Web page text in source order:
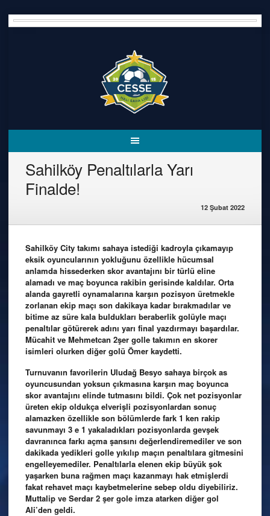
Skip
to
Sahilköy Penaltılarla Yarı
Finalde!
12 Şubat 2022
Sahilköy City takımı sahaya istediği kadroyla çıkamayıp
eksik oyuncularının yokluğunu özellikle hücumsal
anlamda hissederken skor avantajını bir türlü eline
alamadı ve maç boyunca rakibin gerisinde kaldılar. Orta
alanda gayretli oynamalarına karşın pozisyon üretmekle
zorlanan ekip maçı son dakikaya kadar bırakmadılar ve
bitime az süre kala buldukları beraberlik golüyle maçı
penaltılar götürerek adını yarı final yazdırmayı başardılar.
Mücahit ve Mehmetcan 2şer golle takımın en skorer
isimleri olurken diğer golü Ömer kaydetti.
Turnuvanın favorilerin Uludağ Besyo sahaya birçok as
oyuncusundan yoksun çıkmasına karşın maç boyunca
skor avantajını elinde tutmasını bildi. Çok net pozisyonlar
üreten ekip oldukça elverişli pozisyonlardan sonuç
alamazken özellikle son bölümlerde fark 1 ken rakip
savunmayı 3 e 1 yakaladıkları pozisyonlarda gevşek
davranınca farkı açma şansını değerlendiremediler ve son
dakikada yedikleri golle yıkılıp maçın penaltılara gitmesini
engelleyemediler. Penaltılarla elenen ekip büyük şok
yaşarken buna rağmen maçı kazanmayı hak etmişlerdi
fakat rehavet maçı kaybetmelerine sebep oldu diyebiliriz.
Muttalip ve Serdar 2 şer gole imza atarken diğer gol
Ali’den geldi.